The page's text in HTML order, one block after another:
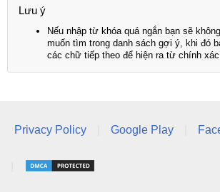
Lưu ý
Nếu nhập từ khóa quá ngắn bạn sẽ
muốn tìm trong danh sách gợi ý, khi đó
các chữ tiếp theo để hiện ra từ chính
Privacy Policy Google Play